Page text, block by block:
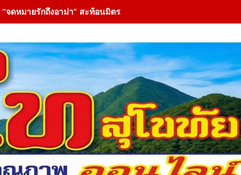
ดหมายรักถึงอาม่า” สะท้อนมิตรภาพไทย-จีนผ่านภาพยนตร์